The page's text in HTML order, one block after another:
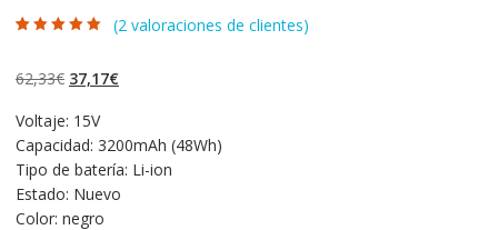
valoraciones de
(2valoraciones de clientes)
62,33€ El
original
era:
62,33€.
37,17€El
es:
37,17€.
Voltaje: 15V
Capacidad: 3200mAh (48Wh)
Tipo de batería: Li-ion
Estado: Nuevo
Color: negro